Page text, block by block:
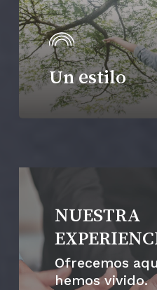
Un estilo
NUESTRA
Ofrecemos
hemos vivido.